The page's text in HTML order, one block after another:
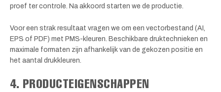
proef ter controle. Na akkoord starten we de productie.
Voor een strak resultaat vragen we om een vectorbestand (AI,
EPS of PDF) met PMS-kleuren. Beschikbare druktechnieken en
maximale formaten zijn afhankelijk van de gekozen positie en
het aantal drukkleuren.
4. PRODUCTEIGENSCHAPPEN